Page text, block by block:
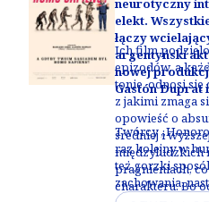
neurotyczny
elekt.
łączy
argentyński
nowej
Gastón
Ich film
epizodów, a
tonie, odnosi
z jakimi zmaga
opowieść o
średniej i
międzyludzkich
pragnieniach,
charakteru. Bo
Twórcy
raz kolejny w
też gorzki
zachowania,